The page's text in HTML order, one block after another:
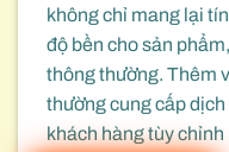
không chỉ mang lại
độ bền cho sản
thông thường. Thêm
thường cung cấp
khách hàng tùy